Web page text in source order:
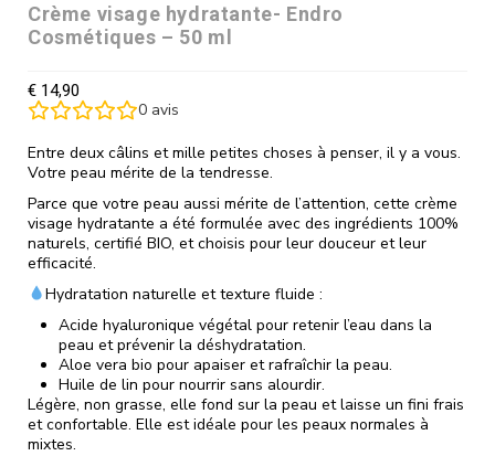
Crème visage hydratante- Endro
Cosmétiques – 50 ml
€ 14,90
0 avis
Entre deux câlins et mille petites choses à penser, il y a vous.
Votre peau mérite de la tendresse.
Parce que votre peau aussi mérite de l’attention, cette crème
visage hydratante a été formulée avec des ingrédients 100%
naturels, certifié BIO, et choisis pour leur douceur et leur
efficacité.
Hydratation naturelle et texture fluide :
Acide hyaluronique végétal pour retenir l’eau dans la
peau et prévenir la déshydratation.
Aloe vera bio pour apaiser et rafraîchir la peau.
Huile de lin pour nourrir sans alourdir.
Légère, non grasse, elle fond sur la peau et laisse un fini frais
et confortable. Elle est idéale pour les peaux normales à
mixtes.